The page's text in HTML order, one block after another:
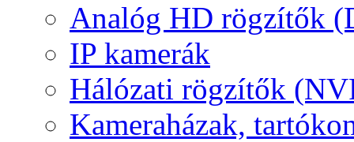
Analóg HD rögzítők
IP kamerák
Hálózati rögzítők
Kameraházak,